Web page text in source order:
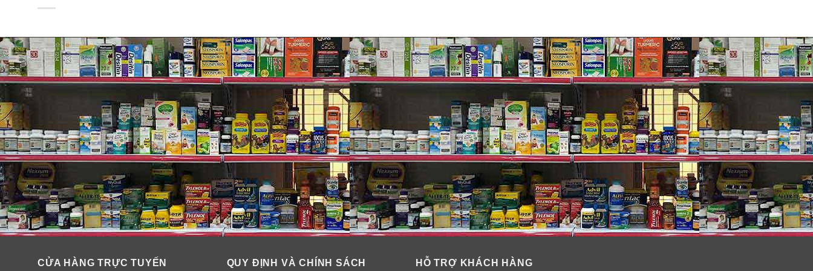
Cơ thể bạn mất dần Collagen có thể là do thiếu hụt hoặc thoái hoá. Bạn ăn uống thiếu chất, kèm với các tác động bên ngoài khác khiến cơ thể bạn giảm dần sự sản sinh
Collagen. Cấu trúc Collagen thiếu chặt chẽ, thưa và yếu. Da bạn càng ngày có dấu hiệu nhăn da, nhão, xệ da.
Hoặc cơ thể bạn đang bị lão hoá, Collagen bị thoái hoá nên bị giãn ra, không còn kết cấu dày và chặt nữa. Các sợi Collagen dần bị gãy, đứt, da sạm, khô khốc và nhăn
nheo, nhiều nếp gấp…Tìm hiểu thêm…
CỬA HÀNG TRỰC TUYẾN QUY ĐỊNH VÀ CHÍNH SÁCH HỖ TRỢ KHÁCH HÀNG